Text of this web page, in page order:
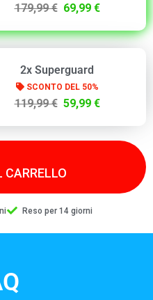
179,99 € 69,99 €
2x Superguard
SCONTO DEL 50%
119,99 € 59,99 €
CARRELLO
Reso per 14 giorni